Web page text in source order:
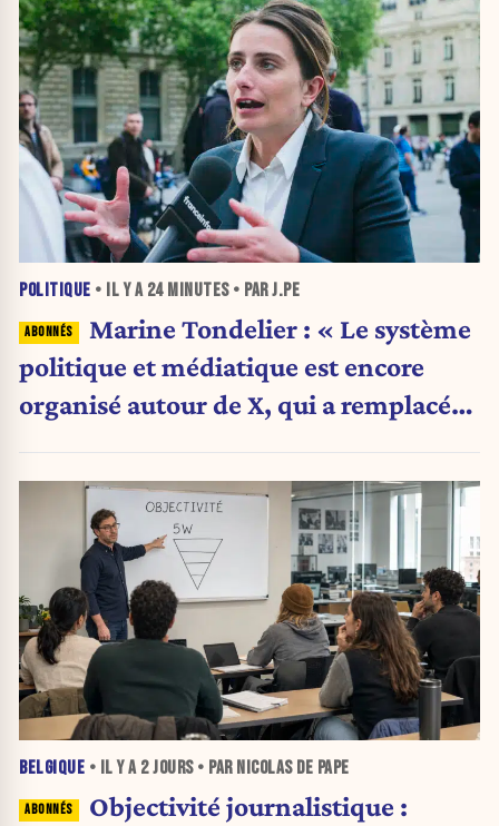
POLITIQUE • IL Y A 24 MINUTES• PAR J.PE
Marine Tondelier : « Le système
politique et médiatique est encore
organisé autour de X, qui a remplacé
BELGIQUE • IL Y A 2 JOURS• PAR NICOLAS DE PAPE
Objectivité journalistique :